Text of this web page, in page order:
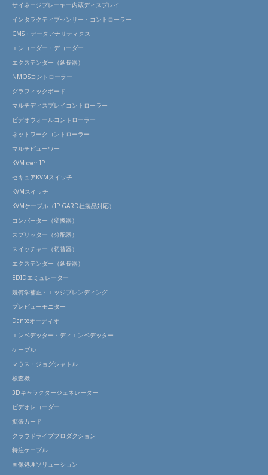
サイネージプレーヤー内蔵ディスプレイ
インタラクティブセンサー・コントローラー
CMS・データアナリティクス
エンコーダー・デコーダー
エクステンダー（延長器）
NMOSコントローラー
グラフィックボード
マルチディスプレイコントローラー
ビデオウォールコントローラー
ネットワークコントローラー
マルチビューワー
KVM over IP
セキュアKVMスイッチ
KVMスイッチ
KVMケーブル（IP GARD社製品対応）
コンバーター（変換器）
スプリッター（分配器）
スイッチャー（切替器）
エクステンダー（延長器）
EDIDエミュレーター
幾何学補正・エッジブレンディング
プレビューモニター
Danteオーディオ
エンベデッター・ディエンベデッター
ケーブル
マウス・ジョグシャトル
検査機
3Dキャラクタージェネレーター
ビデオレコーダー
拡張カード
クラウドライブプロダクション
特注ケーブル
画像処理ソリューション